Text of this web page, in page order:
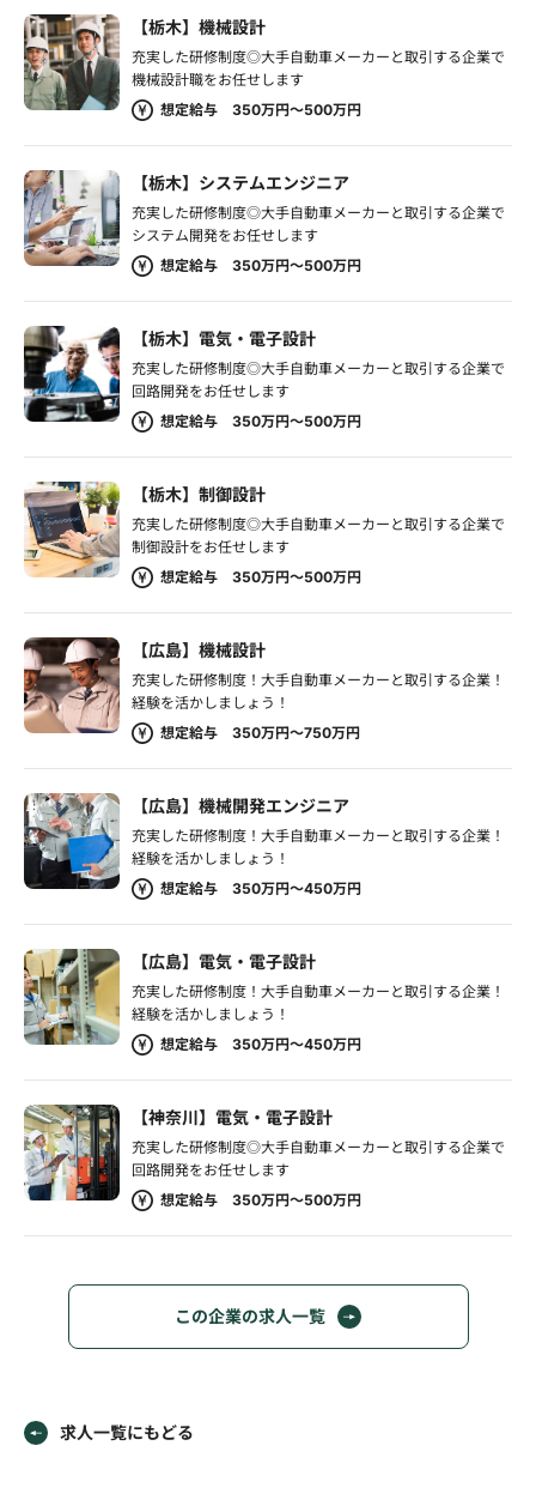
【栃木】機械設計
充実した研修制度◎大手自動車メーカーと取引する企業で
機械設計職をお任せします
想定給与 350万円～500万円
【栃木】システムエンジニア
充実した研修制度◎大手自動車メーカーと取引する企業で
システム開発をお任せします
想定給与 350万円～500万円
【栃木】電気・電子設計
充実した研修制度◎大手自動車メーカーと取引する企業で
回路開発をお任せします
想定給与 350万円～500万円
【栃木】制御設計
充実した研修制度◎大手自動車メーカーと取引する企業で
制御設計をお任せします
想定給与 350万円～500万円
【広島】機械設計
充実した研修制度！大手自動車メーカーと取引する企業！
経験を活かしましょう！
想定給与 350万円～750万円
【広島】機械開発エンジニア
充実した研修制度！大手自動車メーカーと取引する企業！
経験を活かしましょう！
想定給与 350万円～450万円
【広島】電気・電子設計
充実した研修制度！大手自動車メーカーと取引する企業！
経験を活かしましょう！
想定給与 350万円～450万円
【神奈川】電気・電子設計
充実した研修制度◎大手自動車メーカーと取引する企業で
回路開発をお任せします
想定給与 350万円～500万円
この企業の求人一覧
求人一覧にもどる